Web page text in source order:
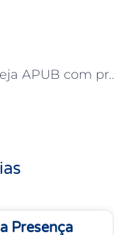
Roda de Conversa Seja APUB com
Presença